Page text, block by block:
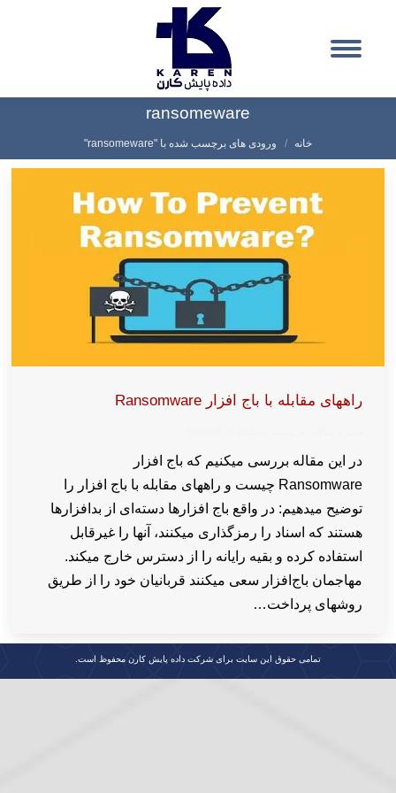
ransomeware
شما اینجا هستید:
خانه ورودی های برچسب شده با "ransomeware"
راههای مقابله با باج افزار Ransomware
در این مقاله بررسی میکنیم که باج افزار
Ransomware چیست و راههای مقابله با باج افزار را
توضیح میدهیم: در واقع باج افزارها دسته‌ای از بدافزارها
هستند که اسناد را رمزگذاری میکنند، آنها را غیرقابل
استفاده کرده و بقیه رایانه را از دسترس خارج میکند.
مهاجمان باج‌افزار سعی میکنند قربانیان خود را از طریق
روشهای پرداخت…
تمامی حقوق این سایت برای شرکت داده پایش کارن محفوظ است.